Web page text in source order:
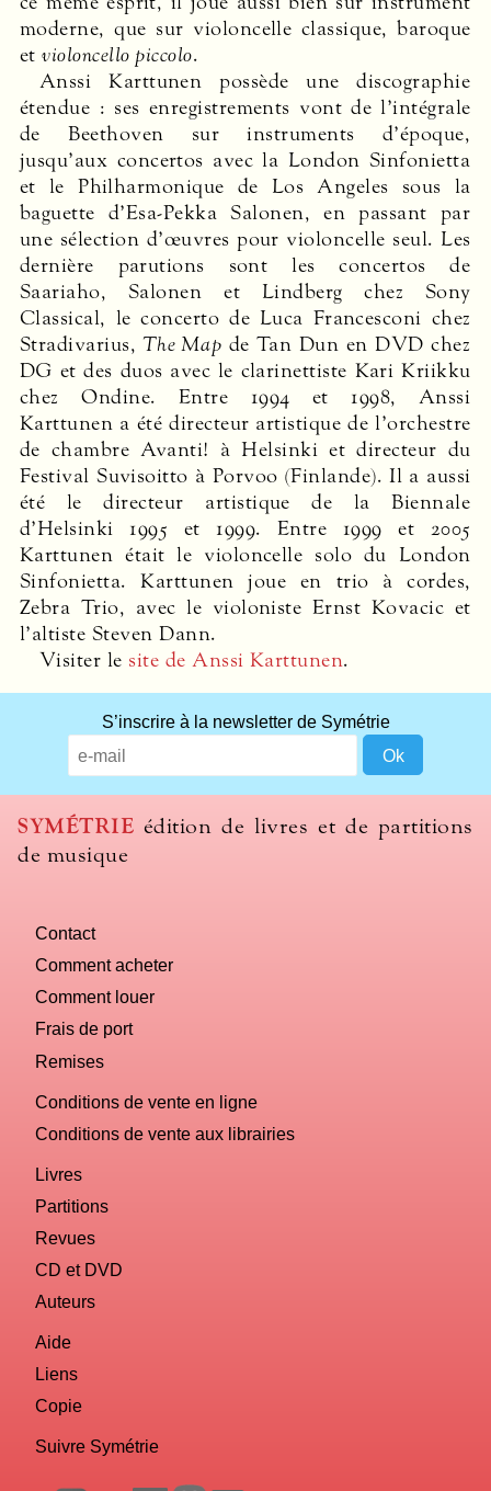
moderne, que sur violoncelle classique, baroque
etvioloncello piccolo.
Anssi Karttunen possède une discographie
étendue : ses enregistrements vont de l’intégrale
de Beethoven sur instruments d’époque,
jusqu’aux concertos avec la London Sinfonietta
et le Philharmonique de Los Angeles sous la
baguette d’Esa-Pekka Salonen, en passant par
une sélection d’œuvres pour violoncelle seul. Les
dernière parutions sont les concertos de
Saariaho, Salonen et Lindberg chez Sony
Classical, le concerto de Luca Francesconi chez
Stradivarius, The Map de Tan Dun enDVD chez
DG et des duos avec le clarinettiste Kari Kriikku
chez Ondine. Entre 1994 et 1998, Anssi
Karttunen a été directeur artistique de l’orchestre
de chambre Avanti! à Helsinki et directeur du
Festival Suvisoitto à Porvoo (Finlande). Il a aussi
été le directeur artistique de la Biennale
d’Helsinki 1995 et 1999. Entre 1999 et 2005
Karttunen était le violoncelle solo du London
Sinfonietta. Karttunen joue en trio à cordes,
Zebra Trio, avec le violoniste Ernst Kovacic et
l’altiste Steven Dann.
Visiter le site de Anssi Karttunen.
S’inscrire à la newsletter de Symétrie
SYMÉTRIE édition de livres et de partitions
de musique
Contact
Comment acheter
Comment louer
Frais de port
Remises
Conditions de vente en ligne
Conditions de vente aux librairies
Livres
Partitions
Revues
CD et DVD
Auteurs
Aide
Liens
Copie
Suivre Symétrie